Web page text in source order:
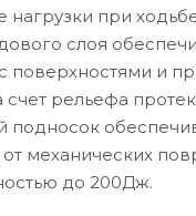
нагрузки при
слоя
поверхностями и
рельефа
подносок
от механических
до 200Дж.